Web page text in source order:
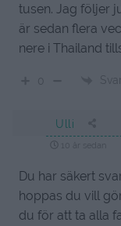
tusen. Jag följer
är sedan flera
nere i Thailand
Ulli
Du har säkert
hoppas du vill
du för att ta alla